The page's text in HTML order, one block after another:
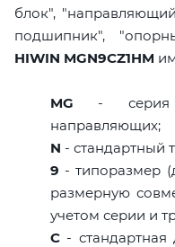
блок",
подшипник",
HIWIN MGN9CZ1HM
MG - серия
направляющих;
N - стандартный
9 - типоразмер
размерную
учетом серии и
C -